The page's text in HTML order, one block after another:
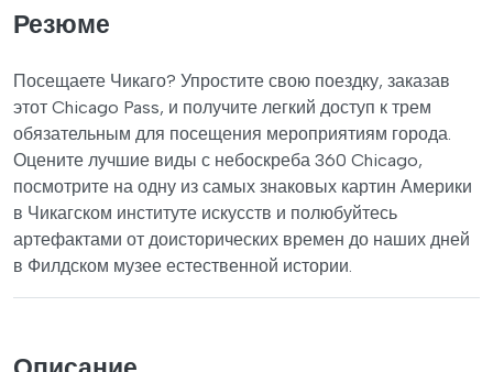
Резюме
Посещаете Чикаго? Упростите свою поездку, заказав
этот Chicago Pass, и получите легкий доступ к трем
обязательным для посещения мероприятиям города.
Оцените лучшие виды с небоскреба 360 Chicago,
посмотрите на одну из самых знаковых картин Америки
в Чикагском институте искусств и полюбуйтесь
артефактами от доисторических времен до наших дней
в Филдском музее естественной истории.